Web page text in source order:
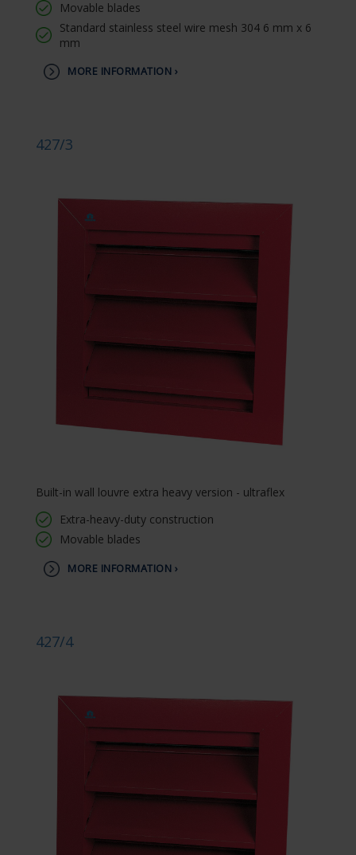
Movable blades
Standard stainless steel wire mesh 304 6 mm x 6
mm
MORE INFORMATION ›
427/3
Built-in wall louvre extra heavy version - ultraflex
Extra-heavy-duty construction
Movable blades
MORE INFORMATION ›
427/4